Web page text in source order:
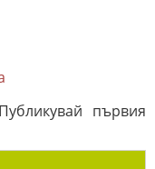
първия